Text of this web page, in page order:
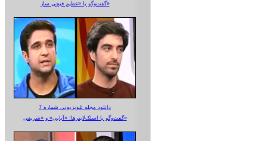
گفت‌وگو با «عظیم قیچی ساز»
دانلود مجله تلویزیونی شماره 7
گفت‌وگو با اسلک‌لاینرها؛ «آبایی» و «شریفی»